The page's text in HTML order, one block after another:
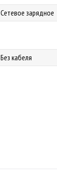
Сетевое зарядное
Без кабеля